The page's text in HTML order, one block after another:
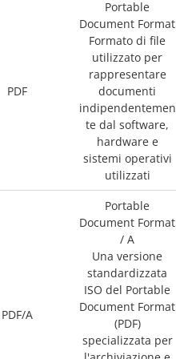
PDF
Portable
Document Format
Formato di file
utilizzato per
rappresentare
documenti
indipendentemen
te dal software,
hardware e
sistemi operativi
utilizzati
PDF/A
Portable
Document Format
/ A
Una versione
standardizzata
ISO del Portable
Document Format
(PDF)
specializzata per